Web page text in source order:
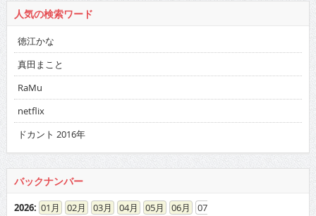
人気の検索ワード
徳江かな
真田まこと
RaMu
netflix
ドカント 2016年
バックナンバー
2026: 01 02 03 04 05 06
07